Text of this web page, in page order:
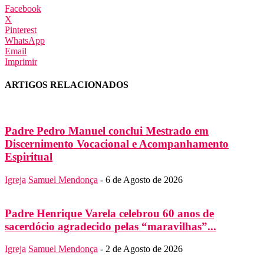
Facebook
X
Pinterest
WhatsApp
Email
Imprimir
ARTIGOS RELACIONADOS
Padre Pedro Manuel conclui Mestrado em
Discernimento Vocacional e Acompanhamento
Espiritual
Igreja Samuel Mendonça - 6 de Agosto de 2026
Padre Henrique Varela celebrou 60 anos de
sacerdócio agradecido pelas “maravilhas”...
Igreja Samuel Mendonça - 2 de Agosto de 2026